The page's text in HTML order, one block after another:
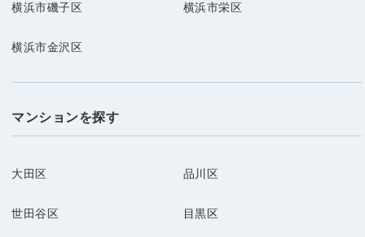
横浜市磯子区 横浜市栄区
横浜市金沢区
マンションを探す
大田区 品川区
世田谷区 目黒区